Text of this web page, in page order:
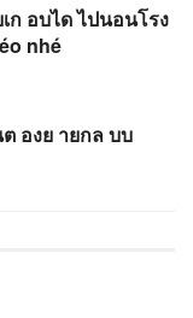
ก อบได ไปนอนโรง
nhé
องย ายกล บบ